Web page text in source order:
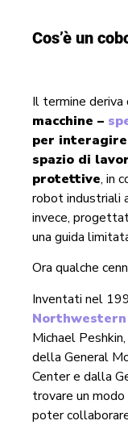
Cos’è un
Il termine deriva
macchine –
per interagire
spazio di
protettive, in
robot industriali
invece,
una guida
Ora qualche
Inventati nel
Michael
della General
Center e dalla
trovare un
poter